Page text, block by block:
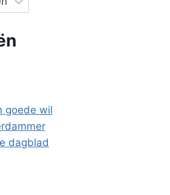
goede wil
dagblad